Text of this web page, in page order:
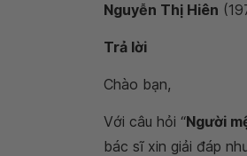
Nguyễn Thị Hiên
Trả lời
Chào bạn,
Với câu hỏi “Người
bác sĩ xin giải đáp